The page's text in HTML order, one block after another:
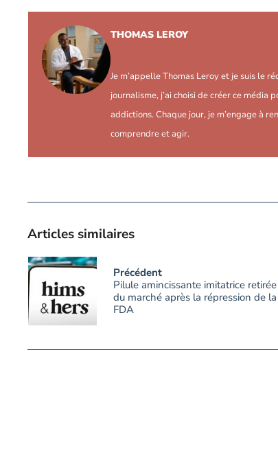
THOMAS LEROY
Je m’appelle Thomas Leroy et je suis le
journalisme, j’ai choisi de créer ce
addictions. Chaque jour, je m’engage à
comprendre et agir.
Articles similaires
Précédent
Pilule amincissante imitatrice retirée
du marché après la répression de la
FDA